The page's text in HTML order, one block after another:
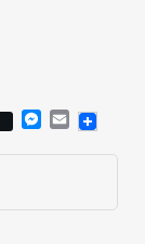
Messenger
Email